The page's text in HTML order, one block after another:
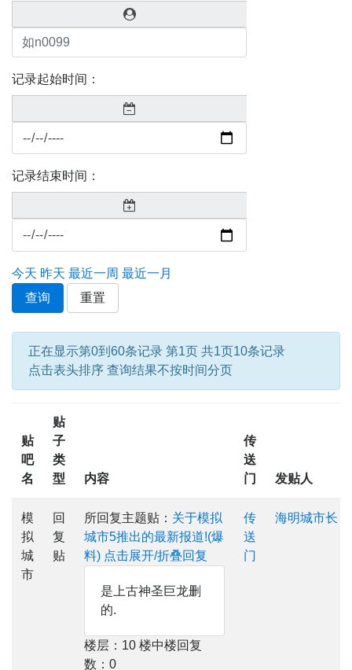
记录起始时间：
记录结束时间：
今天 昨天 最近一周 最近一月
查询
重置
正在显示第0到60条记录 第1页 共1页10条记录
点击表头排序 查询结果不按时间分页
贴
吧
名
贴
子
类
型
内容
传
送
门
发贴人
模
拟
城
市
回
复
贴
所回复主题贴： 关于模拟
城市5推出的最新报道!(爆
料) 点击展开/折叠回复
是上古神圣巨龙删
的.
楼层：10 楼中楼回复
数：0
传
送
门
海明城市长